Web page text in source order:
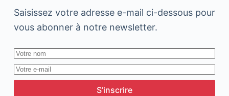
Saisissez votre adresse e-mail ci-dessous pour
vous abonner à notre newsletter.
S’inscrire